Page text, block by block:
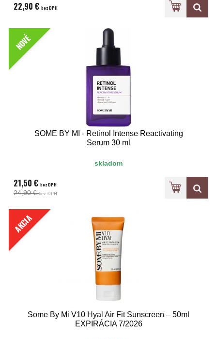
22,90 € bez DPH
NOVÉ
SOME BY MI - Retinol Intense Reactivating
Serum 30 ml
skladom
21,50 € bez DPH
24,90 €bez DPH
AKCIA
Some By Mi V10 Hyal Air Fit Sunscreen – 50ml
EXPIRÁCIA 7/2026